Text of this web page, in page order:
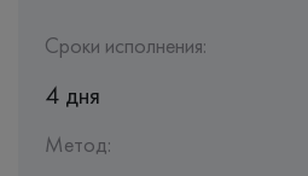
Сроки исполнения:
4 дня
Метод: